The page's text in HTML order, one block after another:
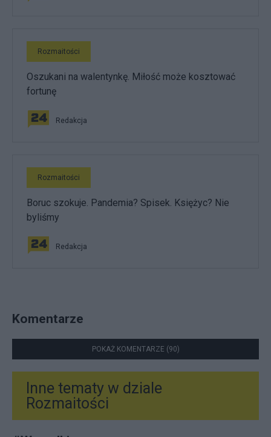
Rozmaitości
Oszukani na walentynkę. Miłość może kosztować
fortunę
Redakcja
Rozmaitości
Boruc szokuje. Pandemia? Spisek. Księżyc? Nie
byliśmy
Redakcja
Komentarze
POKAŻ KOMENTARZE (90)
Inne tematy w dziale
Rozmaitości